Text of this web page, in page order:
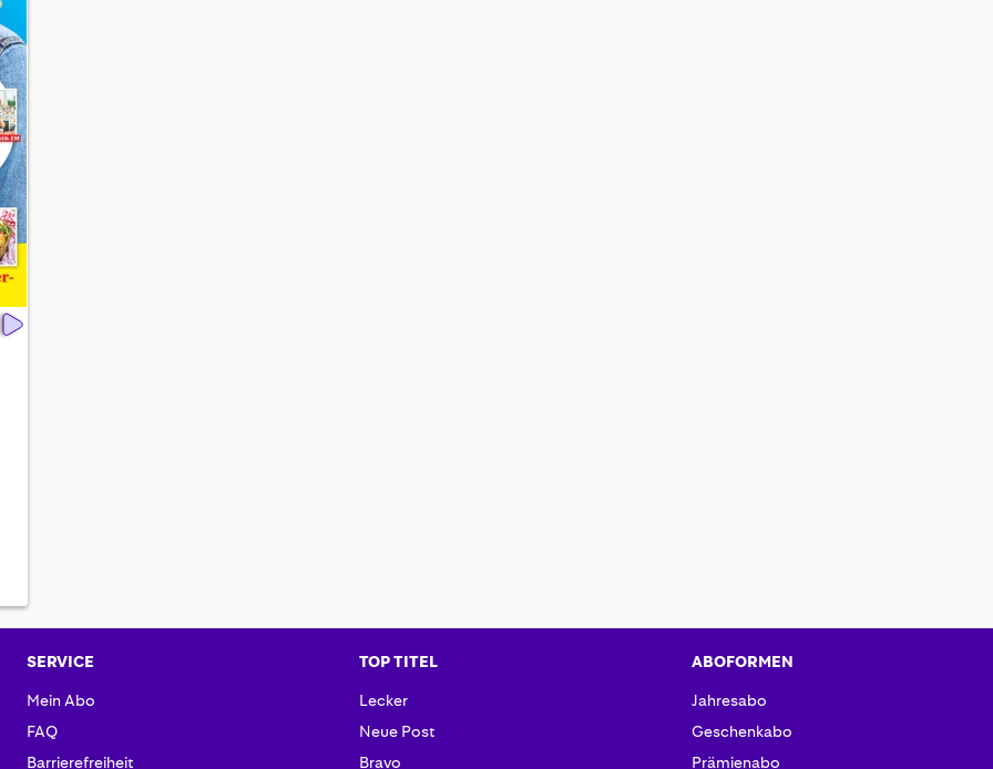
SERVICE
Mein Abo
FAQ
Barrierefreiheit
TOP TITEL
Lecker
Neue Post
Bravo
ABOFORMEN
Jahresabo
Geschenkabo
Prämienabo